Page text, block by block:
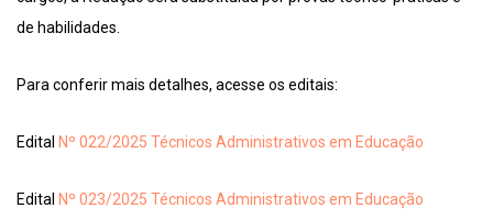
de habilidades.
Para conferir mais detalhes, acesse os editais:
Edital Nº 022/2025 Técnicos Administrativos em Educação
Edital Nº 023/2025 Técnicos Administrativos em Educação